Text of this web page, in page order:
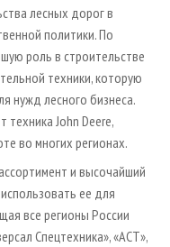
лесных дорог в
политики. По
роль в строительстве
техники, которую
нужд лесного бизнеса.
John Deere,
во многих регионах.
и высочайший
ее для
все регионы России
Спецтехника», «АСТ»,